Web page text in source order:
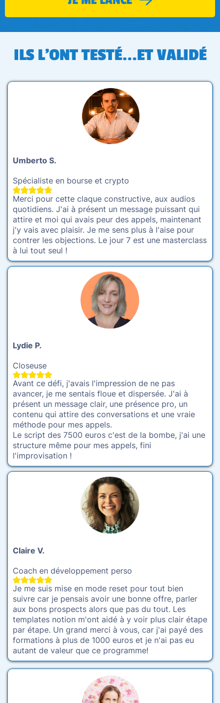
ILS L'ONT TESTÉ...ET VALIDÉ
Umberto S.
Spécialiste en bourse et crypto
Merci pour cette claque constructive, aux audios
quotidiens. J'ai à présent un message puissant qui
attire et moi qui avais peur des appels, maintenant
j'y vais avec plaisir. Je me sens plus à l'aise pour
contrer les objections. Le jour 7 est une masterclass
à lui tout seul !
Lydie P.
Closeuse
Avant ce défi, j'avais l'impression de ne pas
avancer, je me sentais floue et dispersée. J'ai à
présent un message clair, une présence pro, un
contenu qui attire des conversations et une vraie
méthode pour mes appels.
Le script des 7500 euros c'est de la bombe, j'ai une
structure même pour mes appels, fini
l'improvisation !
Claire V.
Coach en développement perso
Je me suis mise en mode reset pour tout bien
suivre car je pensais avoir une bonne offre, parler
aux bons prospects alors que pas du tout. Les
templates notion m'ont aidé à y voir plus clair étape
par étape. Un grand merci à vous, car j'ai payé des
formations à plus de 1000 euros et je n'ai pas eu
autant de valeur que ce programme!